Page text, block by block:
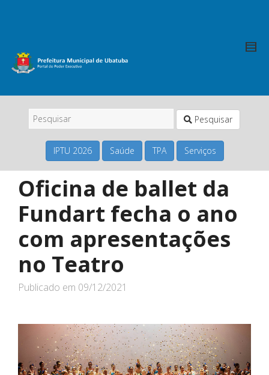
Pesquisar
IPTU 2026 Saúde TPA Serviços
Oficina de ballet da
Fundart fecha o ano
com apresentações
no Teatro
Publicado em 09/12/2021